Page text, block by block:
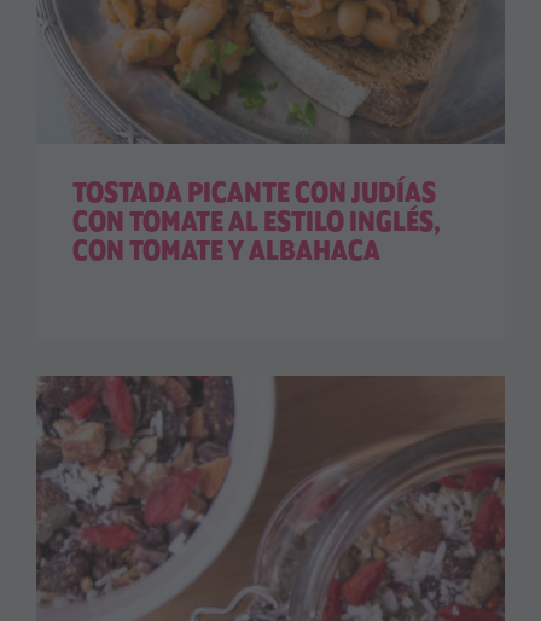
TOSTADA PICANTE CON JUDÍAS
CON TOMATE AL ESTILO INGLÉS,
CON TOMATE Y ALBAHACA